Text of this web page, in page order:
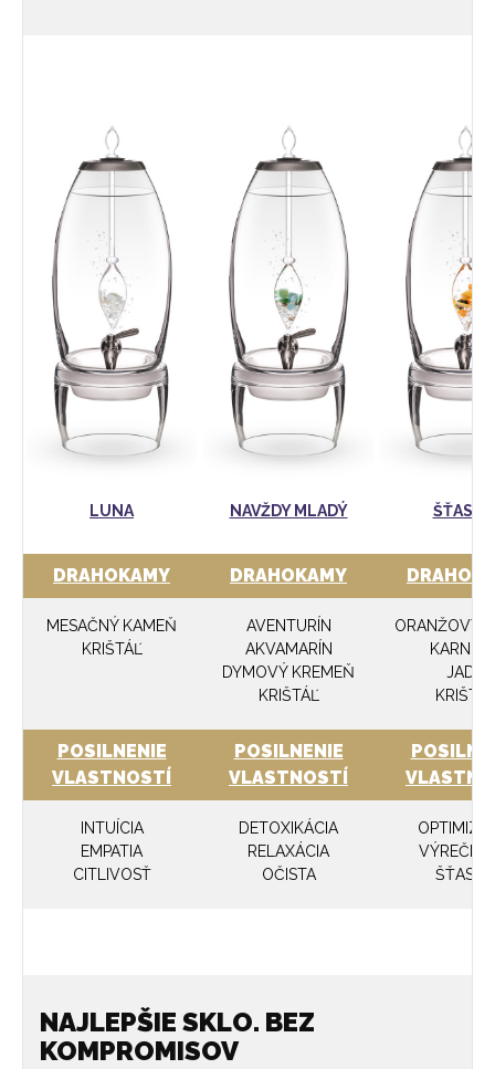
LUNA NAVŽDY MLADÝ
DRAHOKAMY
MESAČNÝ KAMEŇ
KRIŠTÁĽ
DRAHOKAMY
AVENTURÍN
AKVAMARÍN
DYMOVÝ KREMEŇ
KRIŠTÁĽ
ORANŽOVÝ
JADE
KRIŠTÁĽ
POSILNENIE
VLASTNOSTÍ
INTUÍCIA
EMPATIA
CITLIVOSŤ
POSILNENIE
VLASTNOSTÍ
DETOXIKÁCIA
RELAXÁCIA
OČISTA
ŠŤASTIE
NAJLEPŠIE SKLO. BEZ
KOMPROMISOV